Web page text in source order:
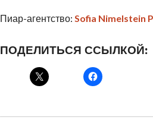
Пиар-агентство: Sofia Nimelstein
ПОДЕЛИТЬСЯ ССЫЛКОЙ: